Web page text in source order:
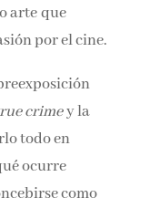
arte que
por el
crimey la
todo en
ocurre
y condiciones